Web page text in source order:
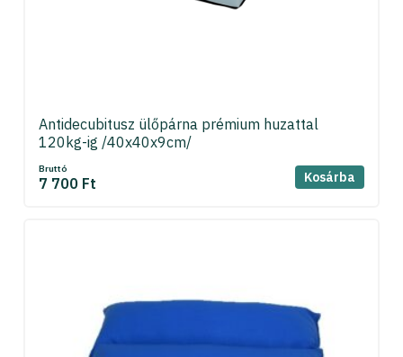
Antidecubitusz ülőpárna prémium huzattal
120kg-ig /40x40x9cm/
Bruttó
7 700 Ft Kosárba